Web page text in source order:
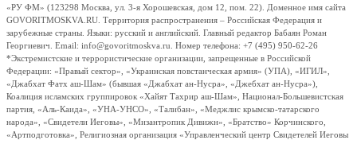
«РУ ФМ» (123298 Москва, ул. 3-я Хорошевская, дом 12, пом. 22). Доменное имя сайта
GOVORITMOSKVA.RU. Территория распространения – Российская Федерация и
зарубежные страны. Языки: русский и английский. Главный редактор Бабаян Роман
Георгиевич. Email: info@govoritmoskva.ru. Номер телефона: +7 (495) 950-62-26
*Экстремистские и террористические организации, запрещенные в Российской
Федерации: «Правый сектор», «Украинская повстанческая армия» (УПА), «ИГИЛ»,
«Джабхат Фатх аш-Шам» (бывшая «Джабхат ан-Нусра», «Джебхат ан-Нусра»),
Коалиция исламских группировок «Хайят Тахрир аш-Шам», Национал-Большевистская
партия, «Аль-Каида», «УНА-УНСО», «Талибан», «Меджлис крымско-татарского
народа», «Свидетели Иеговы», «Мизантропик Дивижн», «Братство» Корчинского,
«Артподготовка», Религиозная организация «Управленческий центр Свидетелей Иеговы